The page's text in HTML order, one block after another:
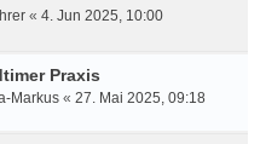
« 4. Jun 2025, 10:00
Praxis
Markus « 27. Mai 2025, 09:18